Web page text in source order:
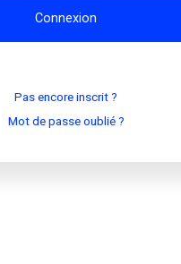
Pas encore inscrit ?
Mot de passe oublié ?